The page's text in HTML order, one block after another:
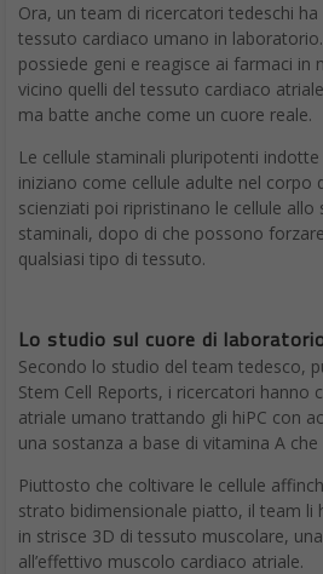
Ora, un team di ricercatori tedeschi
tessuto cardiaco umano in
possiede geni e reagisce ai farmaci in
vicino quelli del tessuto cardiaco
ma batte anche come un cuore reale.
Le cellule staminali pluripotenti indotte
iniziano come cellule adulte nel corpo
scienziati poi ripristinano le cellule allo
staminali, dopo di che possono
qualsiasi tipo di tessuto.
Lo studio sul cuore di
Secondo lo studio del team tedesco,
Stem Cell Reports, i ricercatori hanno
atriale umano trattando gli hiPC con
una sostanza a base di vitamina A
Piuttosto che coltivare le cellule
strato bidimensionale piatto, il team li
in strisce 3D di tessuto muscolare,
all’effettivo muscolo cardiaco atriale.